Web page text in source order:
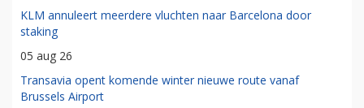
KLM annuleert meerdere vluchten naar Barcelona door
staking
05 aug 26
Transavia opent komende winter nieuwe route vanaf
Brussels Airport